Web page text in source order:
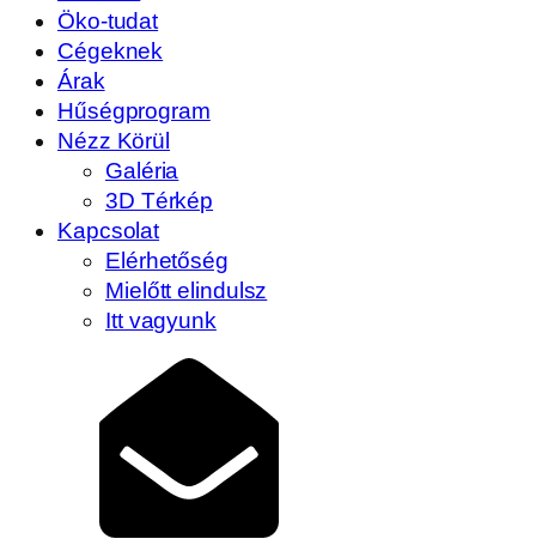
Öko-tudat
Cégeknek
Árak
Hűségprogram
Nézz Körül
Galéria
3D Térkép
Kapcsolat
Elérhetőség
Mielőtt elindulsz
Itt vagyunk